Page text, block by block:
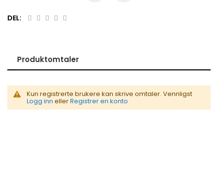
DEL:
Produktomtaler
Kun registrerte brukere kan skrive omtaler. Vennligst
Logg inn ellerRegistrer en konto